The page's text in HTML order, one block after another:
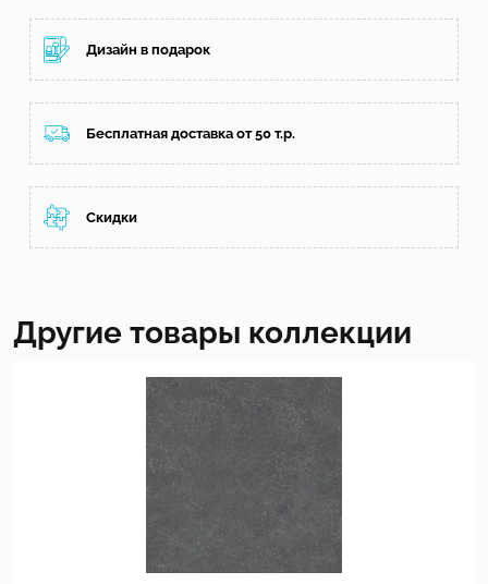
Дизайн в подарок
Бесплатная доставка от 50 т.р.
Скидки
Другие товары коллекции